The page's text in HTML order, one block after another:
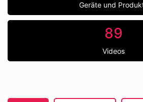
Geräte und
89
Videos